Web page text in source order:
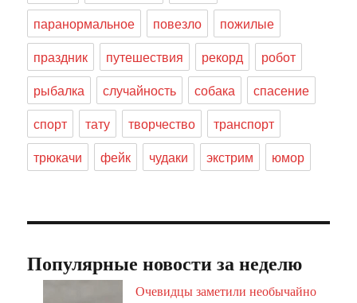
паранормальное
повезло
пожилые
праздник
путешествия рекорд
робот
рыбалка
случайность собака
спасение
спорт
тату творчество
транспорт
трюкачи
фейк чудаки экстрим юмор
Популярные новости за неделю
Очевидцы заметили необычайно